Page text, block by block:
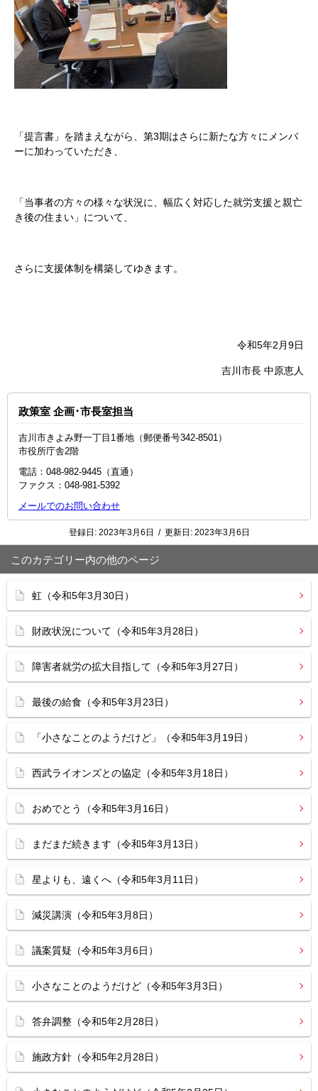
「提言書」を踏まえながら、第3期はさらに新たな方々にメンバ
ーに加わっていただき、
「当事者の方々の様々な状況に、幅広く対応した就労支援と親亡
き後の住まい」について、
さらに支援体制を構築してゆきます。
令和5年2月9日
吉川市長 中原恵人
政策室 企画･市長室担当
吉川市きよみ野一丁目1番地（郵便番号342-8501）
市役所庁舎2階
電話：048‐982‐9445（直通）
ファクス：048-981-5392
メールでのお問い合わせ
登録日: 2023年3月6日 / 更新日: 2023年3月6日
このカテゴリー内の他のページ
虹（令和5年3月30日）
財政状況について（令和5年3月28日）
障害者就労の拡大目指して（令和5年3月27日）
最後の給食（令和5年3月23日）
「小さなことのようだけど」（令和5年3月19日）
西武ライオンズとの協定（令和5年3月18日）
おめでとう（令和5年3月16日）
まだまだ続きます（令和5年3月13日）
星よりも、遠くへ（令和5年3月11日）
減災講演（令和5年3月8日）
議案質疑（令和5年3月6日）
小さなことのようだけど（令和5年3月3日）
答弁調整（令和5年2月28日）
施政方針（令和5年2月28日）